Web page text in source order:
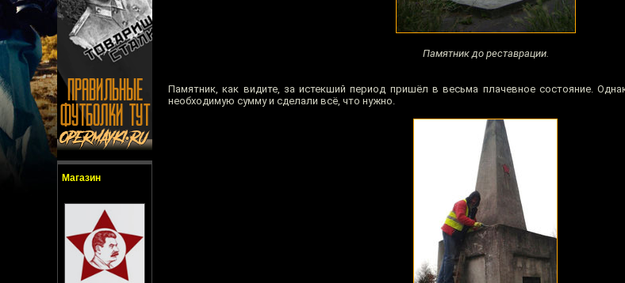
Магазин
Памятник до реставрации.
Памятник, как видите, за истекший период пришёл в весьма плачевное состояние.
необходимую сумму и сделали всё, что нужно.